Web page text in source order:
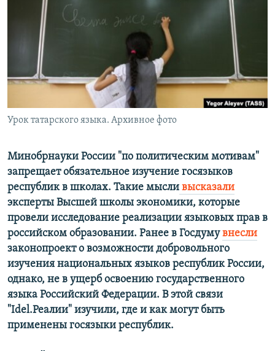
РАСПИСАНИЕ ВЕЩАНИЯ
ПОДПИШИТЕСЬ НА РАССЫЛКУ
СОЦИАЛЬНЫЕ СЕТИ
Все сайты РСЕ/РС
Урок татарского языка. Архивное фото
Минобрнауки России "по политическим мотивам"
запрещает обязательное изучение госязыков
республик в школах. Такие мысли высказали
эксперты Высшей школы экономики, которые
провели исследование реализации языковых прав в
российском образовании. Ранее в Госдумувнесли
законопроект о возможности добровольного
изучения национальных языков республик России,
однако, не в ущерб освоению государственного
языка Российский Федерации. В этой связи
"Idel.Реалии" изучили, где и как могут быть
применены госязыки республик.